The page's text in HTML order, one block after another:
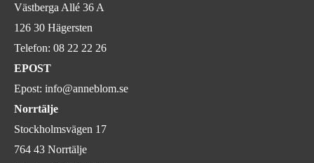
Västberga Allé 36 A
126 30 Hägersten
Telefon: 08 22 22 26
EPOST
Epost: info@anneblom.se
Norrtälje
Stockholmsvägen 17
764 43 Norrtälje